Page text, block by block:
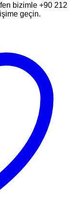
bizimle +90 212
geçin.